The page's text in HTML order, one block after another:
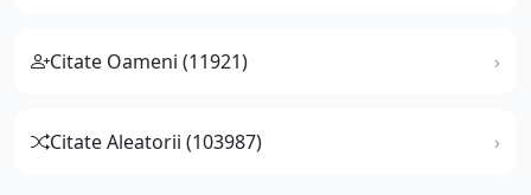
Citate Oameni (11921)
Citate Aleatorii (103987)